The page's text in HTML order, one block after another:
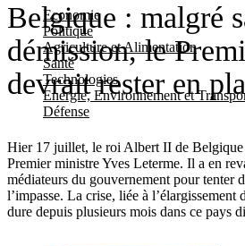
Economie
Politique
Agriculture et Alimentation
Santé
Technologies
Energie, Environnement et
Défense
Belgique : malgré
démission, le
devrait rester en
Hier 17 juillet, le roi Albert II de Belgique
Premier ministre Yves Leterme. Il a en
médiateurs du gouvernement pour tenter
l’impasse. La crise, liée à l’élargissement
dure depuis plusieurs mois dans ce pays